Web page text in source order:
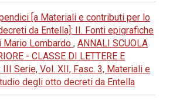
[a Materiali e contributi per lo
da Entella]: II. Fonti epigrafiche
Mario Lombardo , ANNALI SCUOLA
- CLASSE DI LETTERE E
III Serie, Vol. XII, Fasc. 3, Materiali e
degli otto decreti da Entella